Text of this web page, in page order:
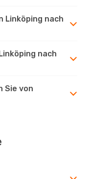
Linköping nach
nach
Sie von